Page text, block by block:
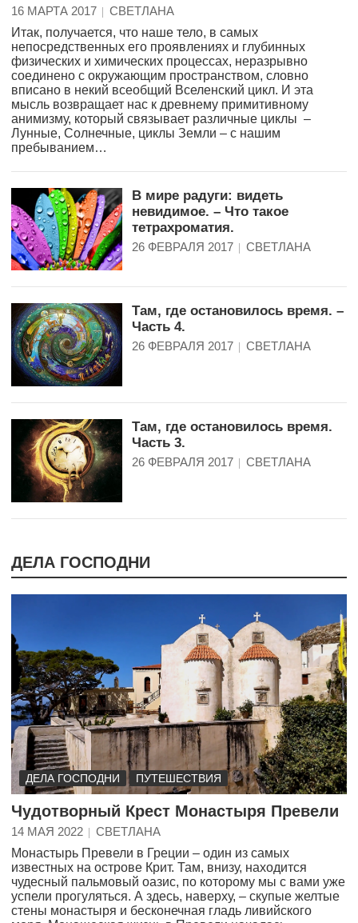
16 МАРТА 2017
СВЕТЛАНА
Итак, получается, что наше тело, в самых
непосредственных его проявлениях и глубинных
физических и химических процессах, неразрывно
соединено с окружающим пространством, словно
вписано в некий всеобщий Вселенский цикл. И эта
мысль возвращает нас к древнему примитивному
анимизму, который связывает различные циклы –
Лунные, Солнечные, циклы Земли – с нашим
пребыванием…
В мире радуги: видеть
невидимое. – Что такое
тетрахроматия.
26 ФЕВРАЛЯ 2017 СВЕТЛАНА
Там, где остановилось время. –
Часть 4.
26 ФЕВРАЛЯ 2017 СВЕТЛАНА
Там, где остановилось время.
Часть 3.
26 ФЕВРАЛЯ 2017 СВЕТЛАНА
ДЕЛА ГОСПОДНИ
ДЕЛА ГОСПОДНИ ПУТЕШЕСТВИЯ
Чудотворный Крест Монастыря Превели
14 МАЯ 2022
СВЕТЛАНА
Монастырь Превели в Греции – один из самых
известных на острове Крит. Там, внизу, находится
чудесный пальмовый оазис, по которому мы с вами уже
успели прогуляться. А здесь, наверху, – скупые желтые
стены монастыря и бесконечная гладь ливийского